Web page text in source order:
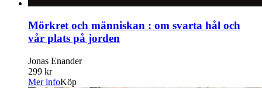
Mörkret och människan : om svarta hål och
vår plats på jorden
Jonas Enander
299 kr
Mer infoKöp